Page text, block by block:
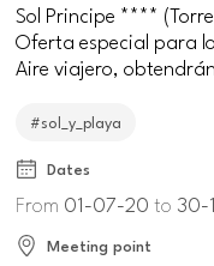
Sol Principe ****
Oferta especial para
Aire viajero,
#sol_y_playa
Dates
From 01-07-20to 30-
Meeting point